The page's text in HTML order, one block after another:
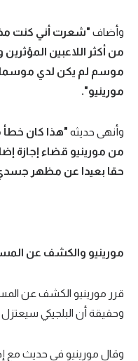
وأضاف "شعرت أني كنت
موسم لم يكن لدي موسما
مورينيو".
وأنهى حديثه "هذا كان خطأ
من مورينيو قضاء إجازة
حقا بعيدا عن مظهر جسدي
مورينيو والكشف عن
قرر مورينيو الكشف عن
وحقيقة أن البلجيكي سيعتزل